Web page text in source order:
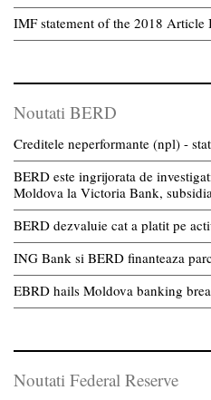
IMF statement of the 2018 Article
Noutati BERD
Creditele neperformante (npl) -
BERD este ingrijorata de
Moldova la Victoria Bank,
BERD dezvaluie cat a platit pe
ING Bank si BERD finanteaza
EBRD hails Moldova banking
Noutati Federal Reserve